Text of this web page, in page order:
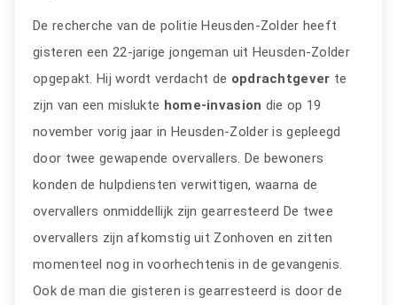
De recherche van de politie Heusden-Zolder heeft
gisteren een 22-jarige jongeman uit Heusden-Zolder
opgepakt. Hij wordt verdacht de opdrachtgever te
zijn van een mislukte home-invasion die op 19
november vorig jaar in Heusden-Zolder is gepleegd
door twee gewapende overvallers. De bewoners
konden de hulpdiensten verwittigen, waarna de
overvallers onmiddellijk zijn gearresteerd De twee
overvallers zijn afkomstig uit Zonhoven en zitten
momenteel nog in voorhechtenis in de gevangenis.
Ook de man die gisteren is gearresteerd is door de